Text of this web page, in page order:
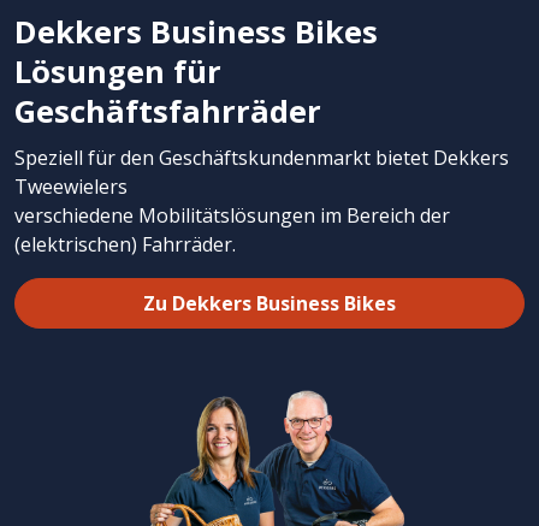
Dekkers Business Bikes
Lösungen für
Geschäftsfahrräder
Speziell für den Geschäftskundenmarkt bietet Dekkers
Tweewielers
verschiedene Mobilitätslösungen im Bereich der
(elektrischen) Fahrräder.
Zu Dekkers Business Bikes